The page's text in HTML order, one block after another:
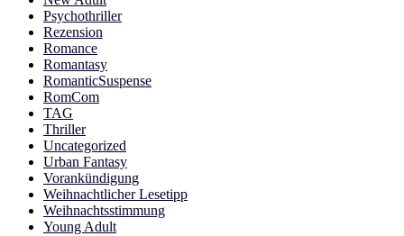
Psychothriller
Rezension
Romance
Romantasy
RomanticSuspense
RomCom
TAG
Thriller
Uncategorized
Urban Fantasy
Vorankündigung
Weihnachtlicher Lesetipp
Weihnachtsstimmung
Young Adult